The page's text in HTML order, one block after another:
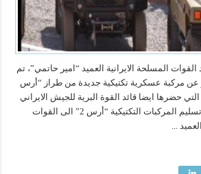
المسلحة الايرانية العميد “امير حاتمي”، تم
عن مركبة عسكرية تكتيكية جديدة من طراز “أرس
حضرها ايضا قائد القوة البرية للجيش الايراني
العميد “كيومرث حيدري” تسليم المركبات التكتيكية “أرس 2” الى القوات
...